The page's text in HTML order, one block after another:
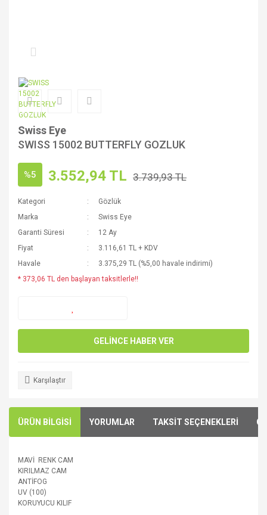
Swiss Eye
SWISS 15002 BUTTERFLY GOZLUK
%5 3.552,94 TL 3.739,93 TL
Kategori
Gözlük
Marka
Swiss Eye
Garanti Süresi
12 Ay
Fiyat
3.116,61 TL + KDV
Havale
3.375,29 TL (%5,00 havale indirimi)
* 373,06 TL den başlayan taksitlerle!!
GELİNCE HABER VER
Karşılaştır
ÜRÜN BİLGİSİ YORUMLAR TAKSİT SEÇENEKLERİ
MAVİ RENK CAM
KIRILMAZ CAM
ANTİFOG
UV (100)
KORUYUCU KILIF